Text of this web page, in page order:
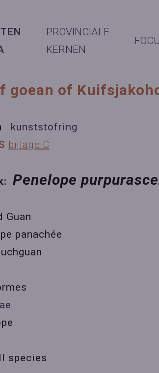
PROVINCIALE
KERNEN
goean of
kunststofring
bijlage C
Penelope
Guan
panachée
species